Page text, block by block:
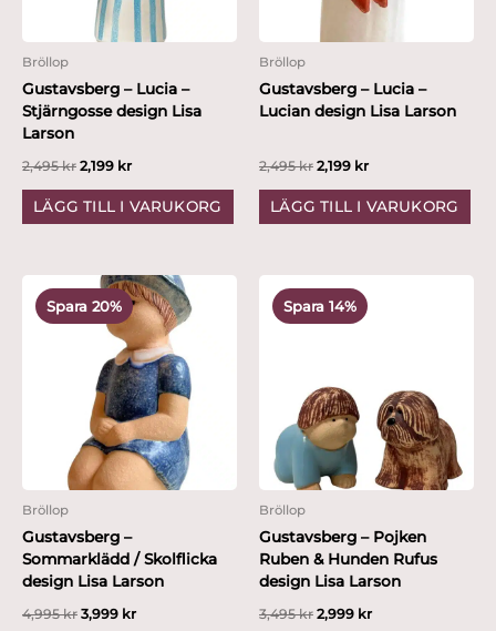
Bröllop
Gustavsberg – Lucia –
Stjärngosse design Lisa
Larson
2,495kr 2,199 kr
LÄGG TILL I VARUKORG
Bröllop
Gustavsberg – Lucia –
Lucian design Lisa Larson
2,495kr 2,199 kr
LÄGG TILL I VARUKORG
Spara 20%
Bröllop
Gustavsberg –
Sommarklädd / Skolflicka
design Lisa Larson
4,995kr
Det
ursprungliga
4,995 kr.
3,999 kr
Det
nuvarande
priset
är:
3,999 kr.
Spara 14%
Bröllop
Gustavsberg – Pojken
Ruben & Hunden Rufus
design Lisa Larson
3,495kr
ursprungliga
2,999 kr